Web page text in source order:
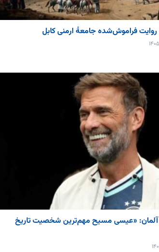
فراموش‌شده جامعۀ ارمنی کابل
«عیسی مسیح مهم‌ترین شخصیت تاریخ